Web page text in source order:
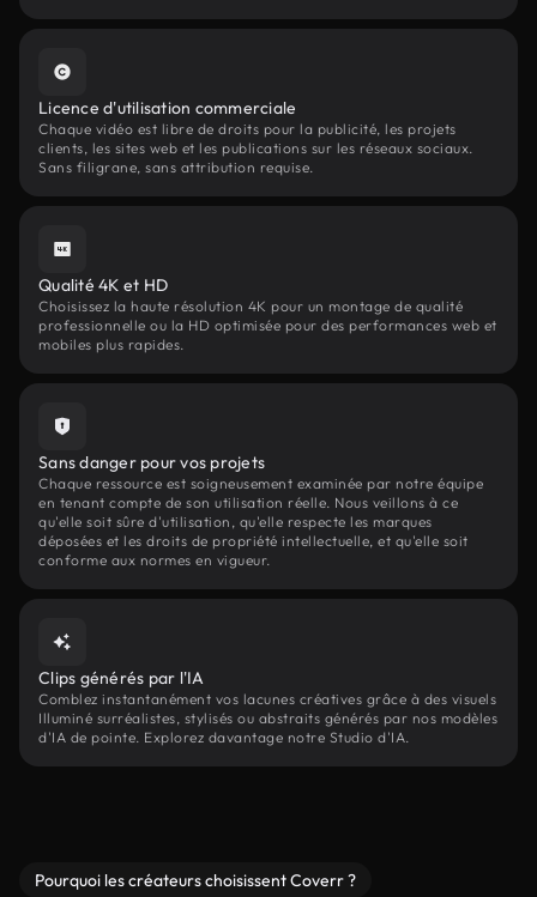
Licence d'utilisation commerciale
Chaque vidéo est libre de droits pour la publicité, les projets
clients, les sites web et les publications sur les réseaux sociaux.
Sans filigrane, sans attribution requise.
Qualité 4K et HD
Choisissez la haute résolution 4K pour un montage de qualité
professionnelle ou la HD optimisée pour des performances web et
mobiles plus rapides.
Sans danger pour vos projets
Chaque ressource est soigneusement examinée par notre équipe
en tenant compte de son utilisation réelle. Nous veillons à ce
qu'elle soit sûre d'utilisation, qu'elle respecte les marques
déposées et les droits de propriété intellectuelle, et qu'elle soit
conforme aux normes en vigueur.
Clips générés par l'IA
Comblez instantanément vos lacunes créatives grâce à des visuels
Illuminé surréalistes, stylisés ou abstraits générés par nos modèles
d'IA de pointe. Explorez davantage notre Studio d'IA.
Pourquoi les créateurs choisissent Coverr ?